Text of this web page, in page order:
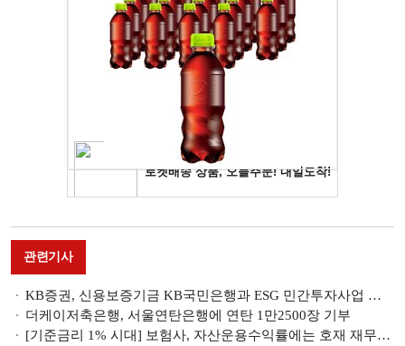
관련기사
KB증권, 신용보증기금 KB국민은행과 ESG 민간투자사업 활성화 업무협약
더케이저축은행, 서울연탄은행에 연탄 1만2500장 기부
[기준금리 1% 시대] 보험사, 자산운용수익률에는 호재 재무건전성에는 부담